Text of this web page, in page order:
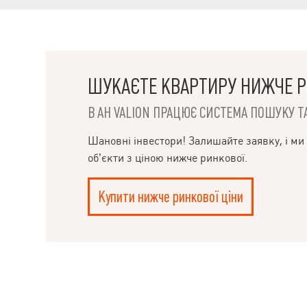
ШУКАЄТЕ КВАРТИРУ НИЖЧЕ
В АН VALION ПРАЦЮЄ СИСТЕМА ПОШУКУ
Шановні інвестори! Залишайте заявку, і
об’єкти з ціною нижче ринкової.
Купити нижче ринкової ціни
КЕРІВНИКОВІ